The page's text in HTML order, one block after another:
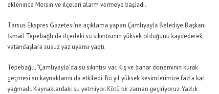
eklenince Mersin ve ilçeleri alarm vermeye başladı.
Tarsus Ekspres Gazetesi’ne açıklama yapan Çamlıyayla Belediye Başkanı
İsmail Tepebağlı da ilçedeki su sıkıntısının yüksek olduğunu kaydederek,
vatandaşlara susuz yaz uyarısı yaptı.
Tepebağlı, “Çamlıyayla’da su sıkıntısı var. Kış ve bahar döneminin kurak
geçmesi su kaynaklarını da etkiledi. Bu yıl yüksek kesimlerimize fazla kar
yağmadı. Kaynaklardaki su yetmiyor. Kötü bir zaman geçiriyoruz. Yazlık